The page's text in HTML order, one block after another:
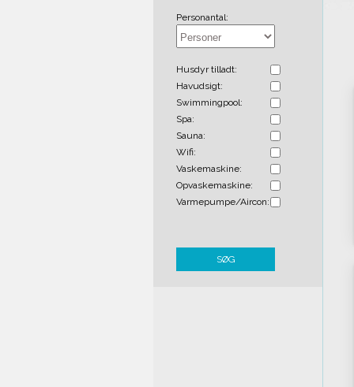
Personantal:
Husdyr tilladt:
Havudsigt:
Swimmingpool:
Spa:
Sauna:
Wifi:
Vaskemaskine:
Opvaskemaskine:
Varmepumpe/Aircon:
SØG